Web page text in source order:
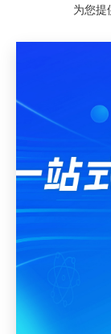
为您提